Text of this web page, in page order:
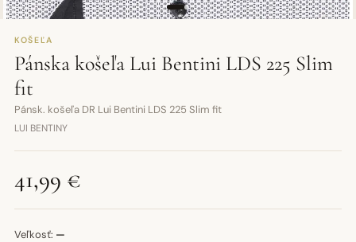
KOŠEĽA
Pánska košeľa Lui Bentini LDS 225 Slim
fit
Pánsk. košeľa DR Lui Bentini LDS 225 Slim fit
LUI BENTINY
41,99 €
Veľkosť: —